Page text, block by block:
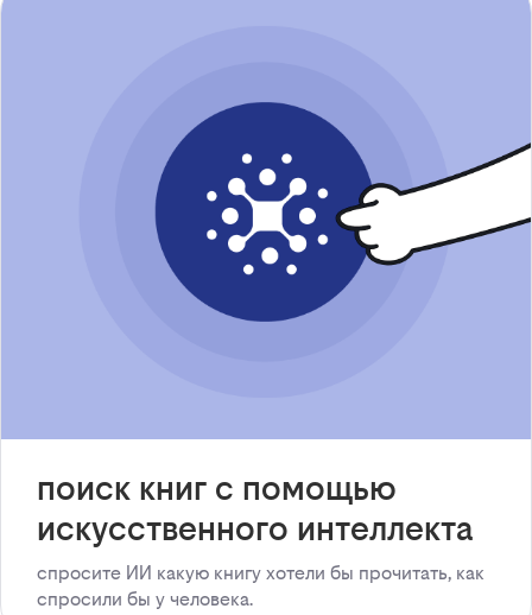
поиск книг с помощью
искусственного интеллекта
спросите ИИ какую книгу хотели бы прочитать, как
спросили бы у человека.